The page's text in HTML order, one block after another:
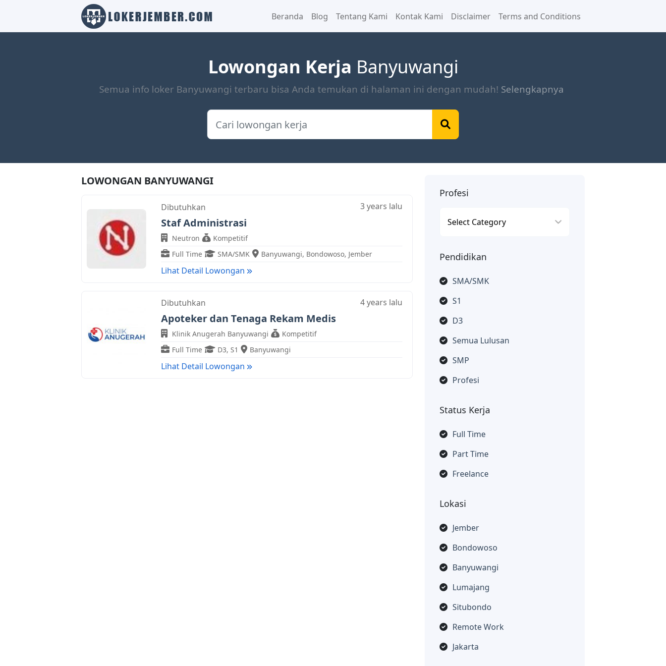
Beranda Blog Tentang Kami Kontak Kami Disclaimer Terms and Conditions
Lowongan Kerja Banyuwangi
Semua info loker Banyuwangi terbaru bisa Anda temukan di halaman ini dengan mudah! Selengkapnya
LOWONGAN BANYUWANGI
Dibutuhkan 3 years lalu
Staf Administrasi
Neutron
Kompetitif
Full Time
SMA/SMK Banyuwangi, Bondowoso, Jember
Lihat Detail Lowongan
Dibutuhkan 4 years lalu
Apoteker dan Tenaga Rekam Medis
Klinik Anugerah Banyuwangi
Kompetitif
Full Time
D3,S1 Banyuwangi
Lihat Detail Lowongan
Profesi
Pendidikan
SMA/SMK
S1
D3
Semua Lulusan
SMP
Profesi
Status Kerja
Full Time
Part Time
Freelance
Lokasi
Jember
Bondowoso
Banyuwangi
Lumajang
Situbondo
Remote Work
Jakarta